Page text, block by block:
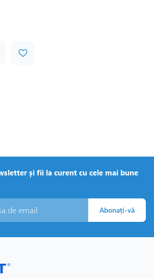
și fii la curent cu cele mai bune
Abonați-vă